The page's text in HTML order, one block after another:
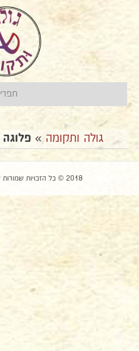
גולה ותקומה » פלוגה
2018 © כל הזכויות שמורות ליוסי עופר "גולה ותקומה"